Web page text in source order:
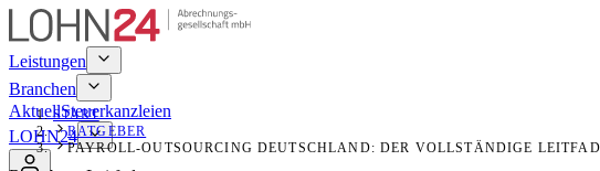
Leistungen
Branchen
AktuellSteuerkanzleien
LOHN24
START
RATGEBER
PAYROLL-OUTSOURCING DEUTSCHLAND: DER VOLLSTÄNDIGE